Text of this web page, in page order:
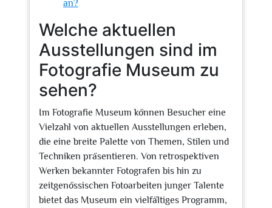
an?
Welche aktuellen
Ausstellungen sind im
Fotografie Museum zu
sehen?
Im Fotografie Museum können Besucher eine
Vielzahl von aktuellen Ausstellungen erleben,
die eine breite Palette von Themen, Stilen und
Techniken präsentieren. Von retrospektiven
Werken bekannter Fotografen bis hin zu
zeitgenössischen Fotoarbeiten junger Talente
bietet das Museum ein vielfältiges Programm,